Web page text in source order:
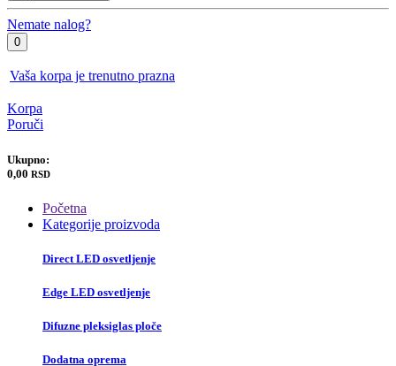
Nemate nalog?
0
Vaša korpa je trenutno prazna
Korpa
Poruči
Ukupno:
0,00 RSD
Početna
Kategorije proizvoda
Direct LED osvetljenje
Edge LED osvetljenje
Difuzne pleksiglas ploče
Dodatna oprema